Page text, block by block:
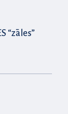
“zāles”